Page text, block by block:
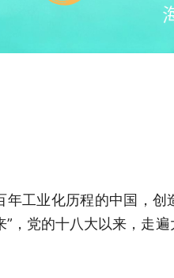
工业化历程的中国，创
，党的十八大以来，走遍